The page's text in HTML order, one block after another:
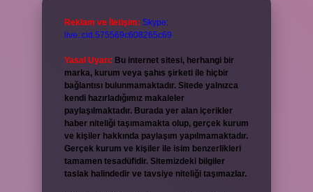
Reklam ve İletişim: Skype:
live:.cid.575569c608265c69
Yasal Uyarı: Bu internet sitesi, herhangi bir
marka, kurum veya şahıs şirketi ile hiçbir
bağlantısı bulunmamaktadır. Sitede yalnızca
kendi hazırladığımız makaleler
paylaşılmaktadır. Burada yer alan içerikler
haber niteliği taşımamakta olup, gerçek kurum
ve kişiler hakkında paylaşım yapılmamaktadır.
Gerçek kurum ve kişiler ile isim benzerlikleri
tamamen tesadüfidir. Sitemizdeki bilgiler
taslak halindedir ve tavsiye niteliği taşımazlar.